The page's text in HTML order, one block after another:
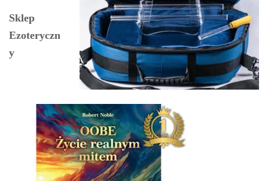
Sklep
Ezoteryczn
y